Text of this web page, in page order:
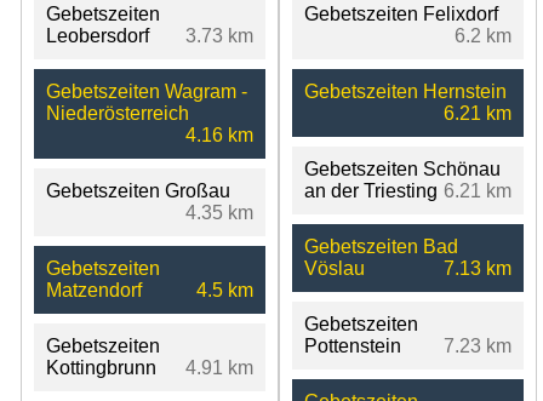
Gebetszeiten
Leobersdorf
3.73 km
Gebetszeiten Wagram -
Niederösterreich
4.16 km
Gebetszeiten Großau
4.35 km
Gebetszeiten
Matzendorf
4.5 km
Gebetszeiten
Kottingbrunn
4.91 km
Gebetszeiten Felixdorf
6.2 km
Gebetszeiten Hernstein
6.21 km
Gebetszeiten Schönau
an der Triesting 6.21 km
Gebetszeiten Bad
Vöslau
7.13 km
Gebetszeiten
Pottenstein
7.23 km